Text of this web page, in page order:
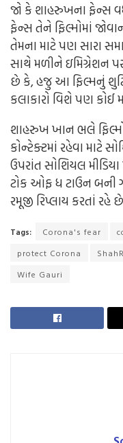
જો કે શાહરુખના ફેન્સ
ફેન્સ તેને ફિલ્મોમાં
તેમના માટે પણ સારા
સાથે મળીને ઇમિગ્રેશન
છે કે, હજુ આ ફિલ્મનું
કલાકારો વિશે પણ કોઈ
શાહરુખ ખાન ભલે
કોન્ટેક્ટમાં રહેવા માટે
ઉપરાંત સોશિયલ
ટોક ઓફ ધ ટાઉન બની
રમૂજી રિપ્લાય કરતાં રહે
Tags: Corona's fear
protect Corona
Wife Gauri